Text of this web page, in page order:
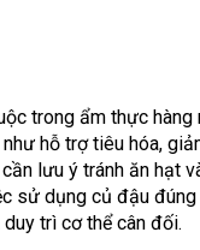
trong ẩm thực hàng
hỗ trợ tiêu hóa,
lưu ý tránh ăn hạt
sử dụng củ đậu đúng
trì cơ thể cân đối.